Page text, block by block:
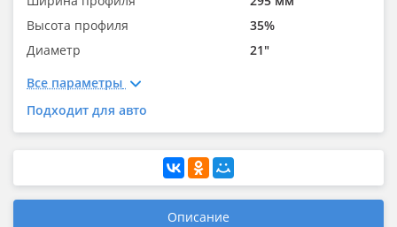
Высота профиля
35%
Диаметр
21"
Все параметры
Подходит для авто
Описание